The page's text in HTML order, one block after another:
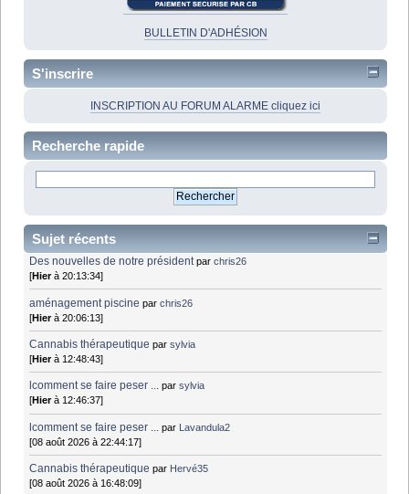
BULLETIN D'ADHÉSION
S'inscrire
INSCRIPTION AU FORUM ALARME cliquez ici
Recherche rapide
Sujet récents
Des nouvelles de notre président parchris26
[Hierà 20:13:34]
aménagement piscine parchris26
[Hierà 20:06:13]
Cannabis thérapeutique parsylvia
[Hierà 12:48:43]
lcomment se faire peser ... parsylvia
[Hierà 12:46:37]
lcomment se faire peser ... par Lavandula2
[08 août 2026 à 22:44:17]
Cannabis thérapeutique par Hervé35
[08 août 2026 à 16:48:09]